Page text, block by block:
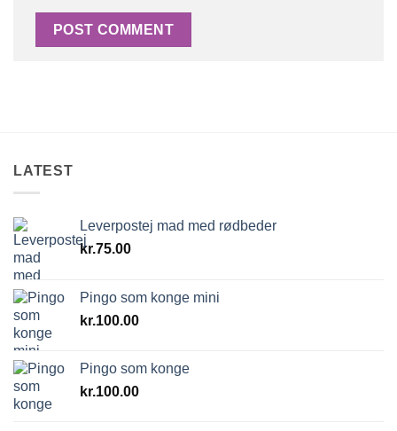
LATEST
Leverpostej mad med rødbeder
kr.75.00
Pingo som konge mini
kr.100.00
Pingo som konge
kr.100.00